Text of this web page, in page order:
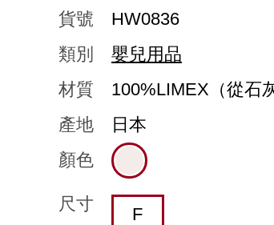
貨號
HW0836
類別
嬰兒用品
材質
100%LIMEX（從石
產地
日本
顏色
尺寸
F